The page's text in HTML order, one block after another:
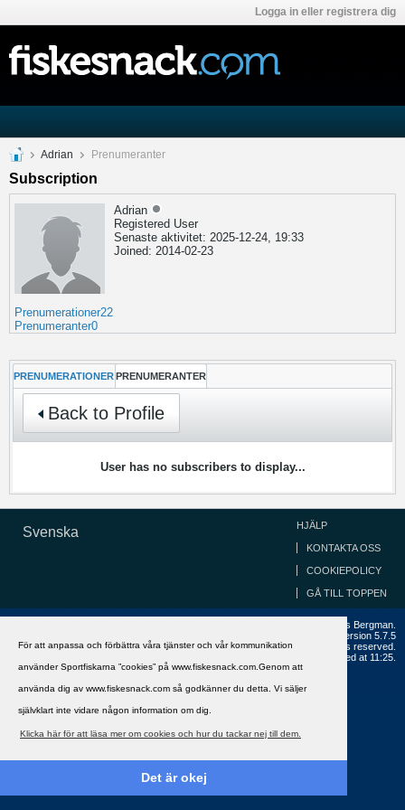
För att anpassa och förbättra våra tjänster och vår kommunikation
använder Sportfiskarna ”cookies” på www.fiskesnack.com.Genom att
använda dig av www.fiskesnack.com så godkänner du detta. Vi säljer
självklart inte vidare någon information om dig.
Klicka här för att läsa mer om cookies och hur du tackar nej till dem.
Det är okej
Logga in eller registrera dig
Adrian Prenumeranter
Subscription
Adrian
Registered User
Senaste aktivitet: 2025-12-24, 19:33
Joined: 2014-02-23
Prenumerationer22
Prenumeranter0
PRENUMERATIONER PRENUMERANTER
Back to Profile
User has no subscribers to display...
Svenska HJÄLP
KONTAKTA OSS
COOKIEPOLICY
GÅ TILL TOPPEN
Copyright ©2002 - 2021, FiskeSnack.com. Grundad 2002 av Anders Bergman.
Version 5.7.5
Copyright © 2026 MH Sub I, LLC dba vBulletin. All rights reserved.
All times are GMT+1. This page was generated at 11:25.